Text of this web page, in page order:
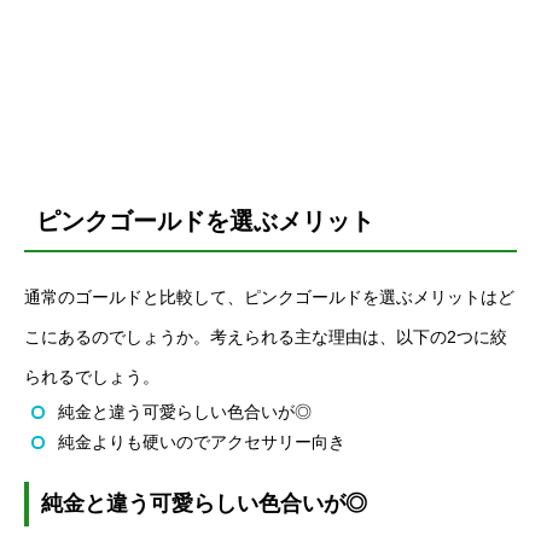
ピンクゴールドを選ぶメリット
通常のゴールドと比較して、ピンクゴールドを選ぶメリットはど
こにあるのでしょうか。考えられる主な理由は、以下の2つに絞
られるでしょう。
純金と違う可愛らしい色合いが◎
純金よりも硬いのでアクセサリー向き
純金と違う可愛らしい色合いが◎